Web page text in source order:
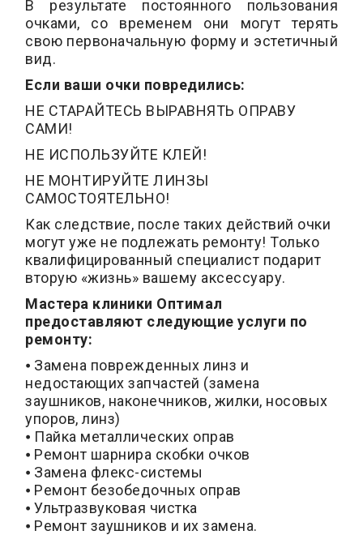
В результате постоянного пользования
очками, со временем они могут терять
свою первоначальную форму и эстетичный
вид.
Если ваши очки повредились:
НЕ СТАРАЙТЕСЬ ВЫРАВНЯТЬ ОПРАВУ
САМИ!
НЕ ИСПОЛЬЗУЙТЕ КЛЕЙ!
НЕ МОНТИРУЙТЕ ЛИНЗЫ
САМОСТОЯТЕЛЬНО!
Как следствие, после таких действий очки
могут уже не подлежать ремонту! Только
квалифицированный специалист подарит
вторую «жизнь» вашему аксессуару.
Мастера клиники Оптимал
предоставляют следующие услуги по
ремонту:
⦁ Замена поврежденных линз и
недостающих запчастей (замена
заушников, наконечников, жилки, носовых
упоров, линз)
⦁ Пайка металлических оправ
⦁ Ремонт шарнира скобки очков
⦁ Замена флекс-системы
⦁ Ремонт безобедочных оправ
⦁ Ультразвуковая чистка
⦁ Ремонт заушников и их замена.